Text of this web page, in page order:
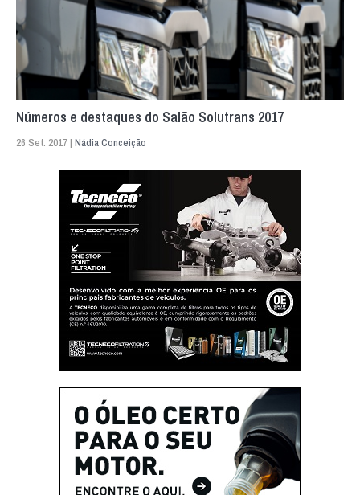
Números e destaques do Salão Solutrans 2017
26 Set. 2017 | Nádia Conceição